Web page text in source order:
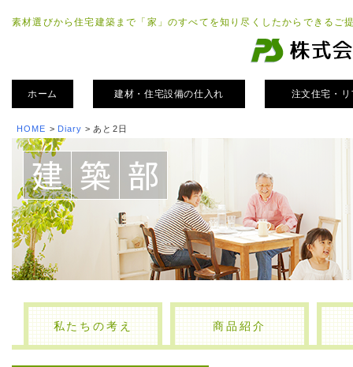
素材選びから住宅建築まで「家」のすべてを知り尽くしたからできるご
ホーム 建材・住宅設備の仕入れ 注文住宅・
HOME > Diary > あと2日
私たちの考え 商品紹介